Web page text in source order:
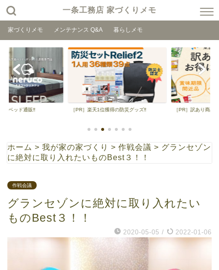
一条工務店 家づくりメモ
家づくりメモ メンテナンス Q&A 暮らしメモ
ッド通販‼ ［PR］楽天1位獲得の防災グッズ‼ ［PR］訳あり商品を格
ホーム > 我が家の家づくり > 作戦会議 > グランセゾン
に絶対に取り入れたいものBest３！！
作戦会議
グランセゾンに絶対に取り入れたい
ものBest３！！
2020-05-05 / 2022-01-06